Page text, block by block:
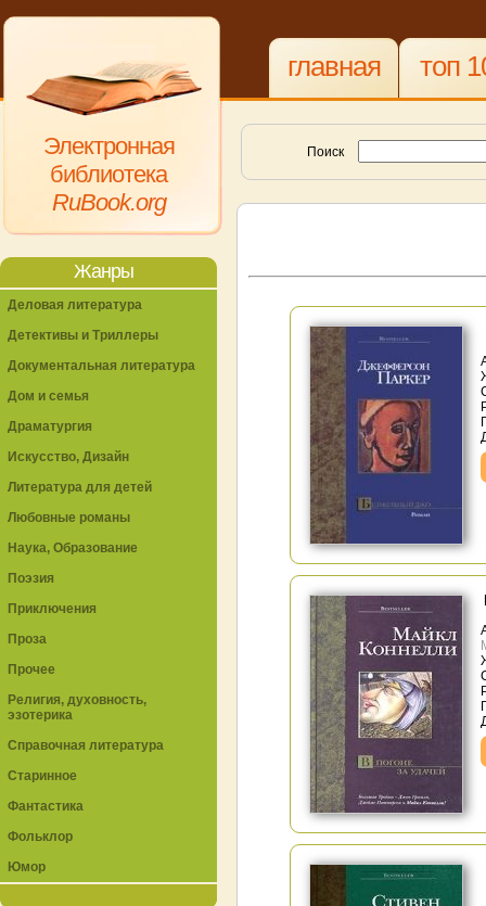
Электронная
библиотека
RuBook.org
главная топ
Поиск
Жанры
Деловая литература
Детективы и Триллеры
Документальная литература
Дом и семья
Драматургия
Искусство, Дизайн
Литература для детей
Любовные романы
Наука, Образование
Поэзия
Приключения
Проза
Прочее
Религия, духовность,
эзотерика
Справочная литература
Старинное
Фантастика
Фольклор
Юмор